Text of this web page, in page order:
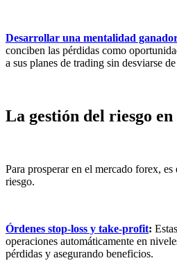
Desarrollar una mentalidad
conciben las pérdidas como
a sus planes de trading sin desviarse
La gestión del riesgo
Para prosperar en el mercado forex, es
riesgo.
Órdenes stop-loss y take-profit:
operaciones automáticamente en
pérdidas y asegurando beneficios.